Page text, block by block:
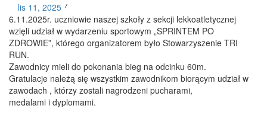
lis 11, 2025
6.11.2025r. uczniowie naszej szkoły z sekcji lekkoatletycznej
wzięli udział w wydarzeniu sportowym „SPRINTEM PO
ZDROWIE”, którego organizatorem było Stowarzyszenie TRI
RUN.
Zawodnicy mieli do pokonania bieg na odcinku 60m.
Gratulacje należą się wszystkim zawodnikom biorącym udział w
zawodach , którzy zostali nagrodzeni pucharami,
medalami i dyplomami.